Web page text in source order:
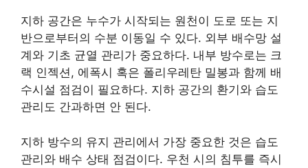
지하 공간은 누수가 시작되는 원천이 도로 또는 지
반으로부터의 수분 이동일 수 있다. 외부 배수망 설
계와 기초 균열 관리가 중요하다. 내부 방수로는 크
랙 인젝션, 에폭시 혹은 폴리우레탄 밀봉과 함께 배
수시설 점검이 필요하다. 지하 공간의 환기와 습도
관리도 간과하면 안 된다.
지하 방수의 유지 관리에서 가장 중요한 것은 습도
관리와 배수 상태 점검이다. 우천 시의 침투를 즉시